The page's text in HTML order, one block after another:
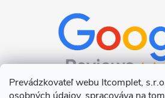
Prevádzkovateľ webu Itcomplet,